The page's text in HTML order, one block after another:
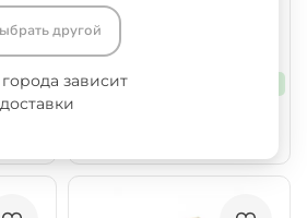
руб/шт.
53 ₽
от 1000 шт.
другой
зависит